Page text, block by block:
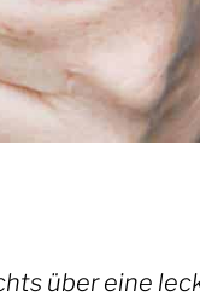
über eine